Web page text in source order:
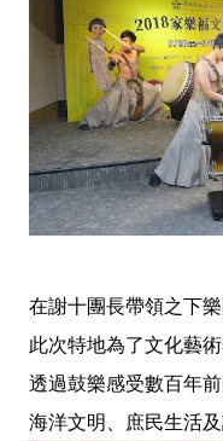
在謝十團長帶領之下
此次特地為了文化藝
透過鼓樂感受數百年
海洋文明、庶民生活